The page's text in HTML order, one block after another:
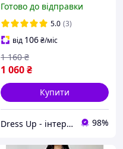
розміри
Готово до відправки
5.0 (3)
від 106₴/міс
1 060₴
1 160 ₴
Купити
Dress Up - інтернет магазин жіночого одягу 98%